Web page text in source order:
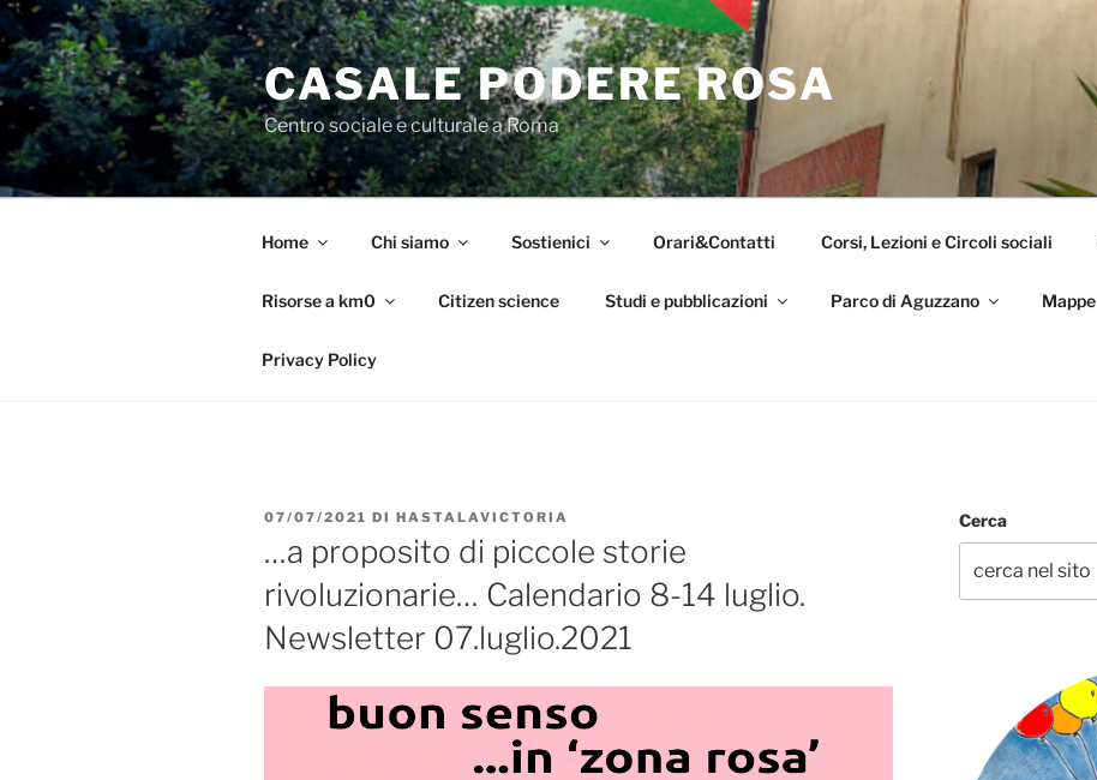
Salta
al
contenuto
CASALE PODERE ROSA
Centro sociale e culturale a Roma
Home Chi siamo Sostienici Orari&Contatti Corsi, Lezioni e Circoli sociali
Risorse a km0 Citizen science Studi e pubblicazioni Parco di Aguzzano Mappe
Privacy Policy
PUBBLICATO
07/07/2021 DI HASTALAVICTORIA
…a proposito di piccole storie
rivoluzionarie… Calendario 8-14 luglio.
Newsletter 07.luglio.2021
Cerca